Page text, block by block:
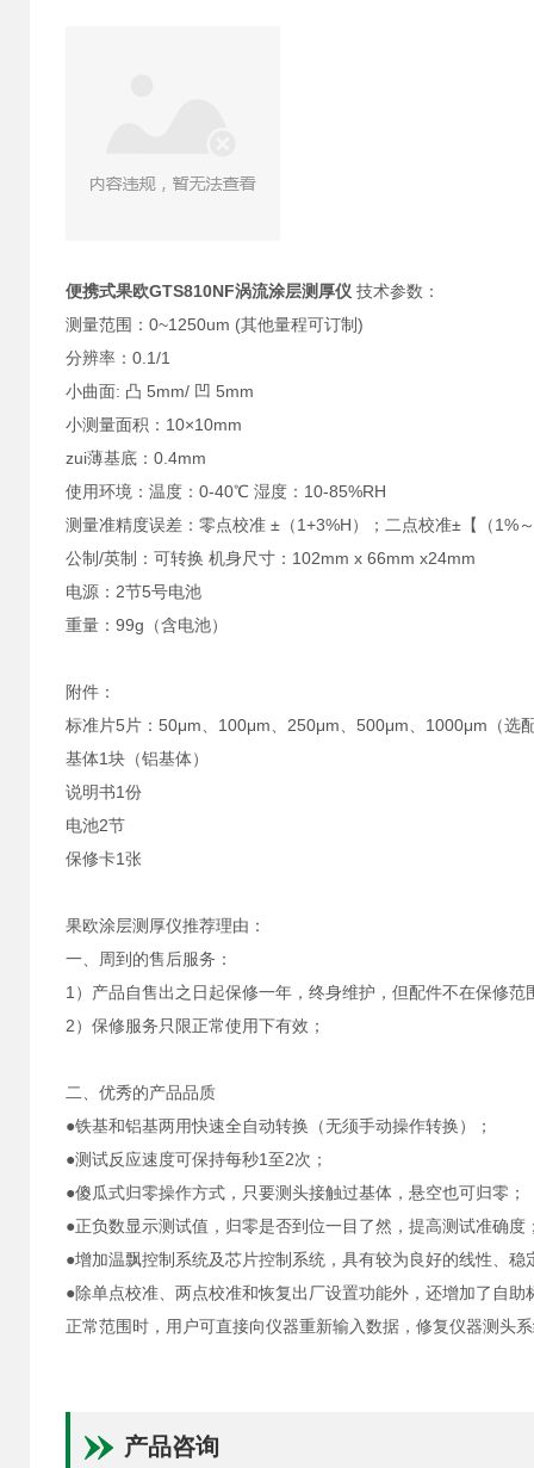
便携式果欧GTS810NF涡流涂层测厚仪 技术参数：
测量范围：0~1250um (其他量程可订制)
分辨率：0.1/1
小曲面: 凸 5mm/ 凹 5mm
小测量面积：10×10mm
zui薄基底：0.4mm
使用环境：温度：0-40℃ 湿度：10-85%RH
测量准精度误差：零点校准 ±（1+3%H）；二点校准±【（1%
公制/英制：可转换 机身尺寸：102mm x 66mm x24mm
电源：2节5号电池
重量：99g（含电池）
附件：
标准片5片：50μm、100μm、250μm、500μm、1000μm（选
基体1块（铝基体）
说明书1份
电池2节
保修卡1张
果欧涂层测厚仪推荐理由：
一、周到的售后服务：
1）产品自售出之日起保修一年，终身维护，但配件不在保修范
2）保修服务只限正常使用下有效；
二、优秀的产品品质
●铁基和铝基两用快速全自动转换（无须手动操作转换）；
●测试反应速度可保持每秒1至2次；
●傻瓜式归零操作方式，只要测头接触过基体，悬空也可归零；
●正负数显示测试值，归零是否到位一目了然，提高测试准确度
●增加温飘控制系统及芯片控制系统，具有较为良好的线性、稳
●除单点校准、两点校准和恢复出厂设置功能外，还增加了自
正常范围时，用户可直接向仪器重新输入数据，修复仪器测头
产品咨询